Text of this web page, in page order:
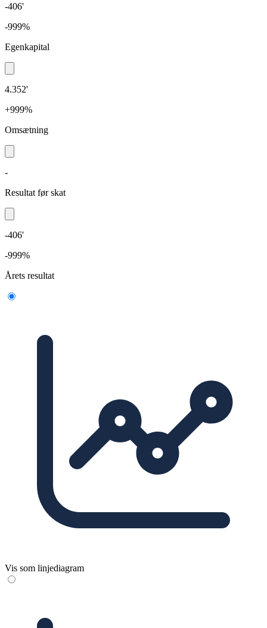
-406'
-999%
Egenkapital
4.352'
+999%
Omsætning
-
Resultat før skat
-406'
-999%
Årets resultat
Vis som linjediagram